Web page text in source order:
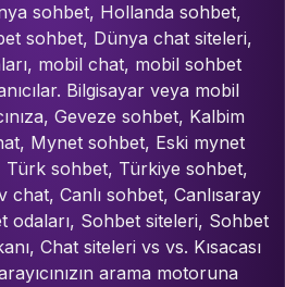
sohbet, Hollanda sohbet,
sohbet, Dünya chat siteleri,
mobil chat, mobil sohbet
Bilgisayar veya mobil
Geveze sohbet, Kalbim
Mynet sohbet, Eski mynet
sohbet, Türkiye sohbet,
chat, Canlı sohbet, Canlısaray
odaları, Sohbet siteleri, Sohbet
Chat siteleri vs vs. Kısacası
arama motoruna